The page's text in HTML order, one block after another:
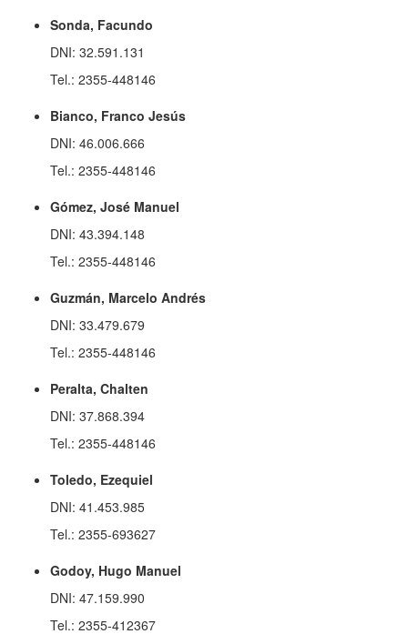
Sonda, Facundo
DNI: 32.591.131
Tel.: 2355-448146
Bianco, Franco Jesús
DNI: 46.006.666
Tel.: 2355-448146
Gómez, José Manuel
DNI: 43.394.148
Tel.: 2355-448146
Guzmán, Marcelo Andrés
DNI: 33.479.679
Tel.: 2355-448146
Peralta, Chalten
DNI: 37.868.394
Tel.: 2355-448146
Toledo, Ezequiel
DNI: 41.453.985
Tel.: 2355-693627
Godoy, Hugo Manuel
DNI: 47.159.990
Tel.: 2355-412367